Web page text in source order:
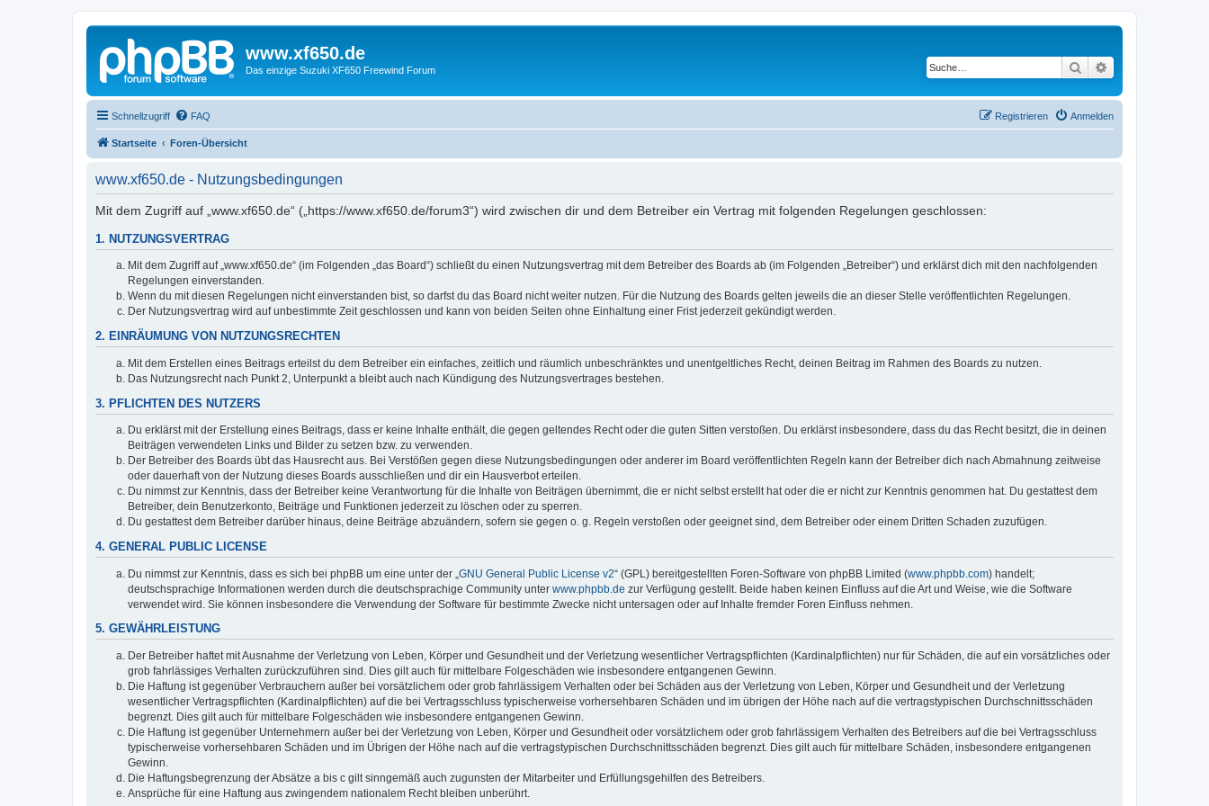
www.xf650.de
Das einzige Suzuki XF650 Freewind Forum Suche
Schnellzugriff FAQ Anmelden
Registrieren
Startseite Foren-Übersicht
www.xf650.de - Nutzungsbedingungen
Mit dem Zugriff auf „www.xf650.de“ („https://www.xf650.de/forum3“) wird zwischen dir und dem Betreiber ein Vertrag mit folgenden Regelungen geschlossen:
1. NUTZUNGSVERTRAG
Mit dem Zugriff auf „www.xf650.de“ (im Folgenden „das Board“) schließt du einen Nutzungsvertrag mit dem Betreiber des Boards ab (im Folgenden „Betreiber“) und erklärst dich mit den nachfolgenden
Regelungen einverstanden.
Wenn du mit diesen Regelungen nicht einverstanden bist, so darfst du das Board nicht weiter nutzen. Für die Nutzung des Boards gelten jeweils die an dieser Stelle veröffentlichten Regelungen.
Der Nutzungsvertrag wird auf unbestimmte Zeit geschlossen und kann von beiden Seiten ohne Einhaltung einer Frist jederzeit gekündigt werden.
2. EINRÄUMUNG VON NUTZUNGSRECHTEN
Mit dem Erstellen eines Beitrags erteilst du dem Betreiber ein einfaches, zeitlich und räumlich unbeschränktes und unentgeltliches Recht, deinen Beitrag im Rahmen des Boards zu nutzen.
Das Nutzungsrecht nach Punkt 2, Unterpunkt a bleibt auch nach Kündigung des Nutzungsvertrages bestehen.
3. PFLICHTEN DES NUTZERS
Du erklärst mit der Erstellung eines Beitrags, dass er keine Inhalte enthält, die gegen geltendes Recht oder die guten Sitten verstoßen. Du erklärst insbesondere, dass du das Recht besitzt, die in deinen
Beiträgen verwendeten Links und Bilder zu setzen bzw. zu verwenden.
Der Betreiber des Boards übt das Hausrecht aus. Bei Verstößen gegen diese Nutzungsbedingungen oder anderer im Board veröffentlichten Regeln kann der Betreiber dich nach Abmahnung zeitweise
oder dauerhaft von der Nutzung dieses Boards ausschließen und dir ein Hausverbot erteilen.
Du nimmst zur Kenntnis, dass der Betreiber keine Verantwortung für die Inhalte von Beiträgen übernimmt, die er nicht selbst erstellt hat oder die er nicht zur Kenntnis genommen hat. Du gestattest dem
Betreiber, dein Benutzerkonto, Beiträge und Funktionen jederzeit zu löschen oder zu sperren.
Du gestattest dem Betreiber darüber hinaus, deine Beiträge abzuändern, sofern sie gegen o. g. Regeln verstoßen oder geeignet sind, dem Betreiber oder einem Dritten Schaden zuzufügen.
4. GENERAL PUBLIC LICENSE
Du nimmst zur Kenntnis, dass es sich bei phpBB um eine unter der „ GNU General Public License v2“ (GPL) bereitgestellten Foren-Software von phpBB Limited (www.phpbb.com) handelt;
deutschsprachige Informationen werden durch die deutschsprachige Community unter www.phpbb.de zur Verfügung gestellt. Beide haben keinen Einfluss auf die Art und Weise, wie die Software
verwendet wird. Sie können insbesondere die Verwendung der Software für bestimmte Zwecke nicht untersagen oder auf Inhalte fremder Foren Einfluss nehmen.
5. GEWÄHRLEISTUNG
Der Betreiber haftet mit Ausnahme der Verletzung von Leben, Körper und Gesundheit und der Verletzung wesentlicher Vertragspflichten (Kardinalpflichten) nur für Schäden, die auf ein vorsätzliches oder
grob fahrlässiges Verhalten zurückzuführen sind. Dies gilt auch für mittelbare Folgeschäden wie insbesondere entgangenen Gewinn.
Die Haftung ist gegenüber Verbrauchern außer bei vorsätzlichem oder grob fahrlässigem Verhalten oder bei Schäden aus der Verletzung von Leben, Körper und Gesundheit und der Verletzung
wesentlicher Vertragspflichten (Kardinalpflichten) auf die bei Vertragsschluss typischerweise vorhersehbaren Schäden und im übrigen der Höhe nach auf die vertragstypischen Durchschnittsschäden
begrenzt. Dies gilt auch für mittelbare Folgeschäden wie insbesondere entgangenen Gewinn.
Die Haftung ist gegenüber Unternehmern außer bei der Verletzung von Leben, Körper und Gesundheit oder vorsätzlichem oder grob fahrlässigem Verhalten des Betreibers auf die bei Vertragsschluss
typischerweise vorhersehbaren Schäden und im Übrigen der Höhe nach auf die vertragstypischen Durchschnittsschäden begrenzt. Dies gilt auch für mittelbare Schäden, insbesondere entgangenen
Gewinn.
Die Haftungsbegrenzung der Absätze a bis c gilt sinngemäß auch zugunsten der Mitarbeiter und Erfüllungsgehilfen des Betreibers.
Ansprüche für eine Haftung aus zwingendem nationalem Recht bleiben unberührt.